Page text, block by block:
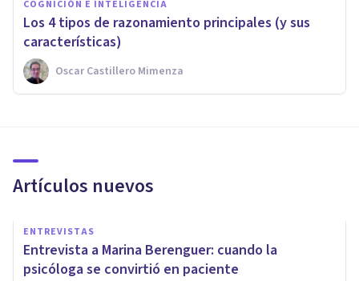
COGNICIÓN E INTELIGENCIA
Los 4 tipos de razonamiento principales (y sus
características)
Oscar Castillero Mimenza
Artículos nuevos
ENTREVISTAS
Entrevista a Marina Berenguer: cuando la
psicóloga se convirtió en paciente